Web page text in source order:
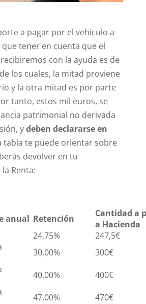
a pagar por el vehículo a
tener en cuenta que el
con la ayuda es de
los cuales, la mitad proviene
y la otra mitad es por parte
tanto, estos mil euros, se
patrimonial no derivada
ydeben declararse en
tabla te puede orientar sobre
devolver en tu
Renta:
anual Retención
Cantidad a
a Hacienda
24,75%
247,5€
30,00%
300€
40,00%
400€
47,00%
470€